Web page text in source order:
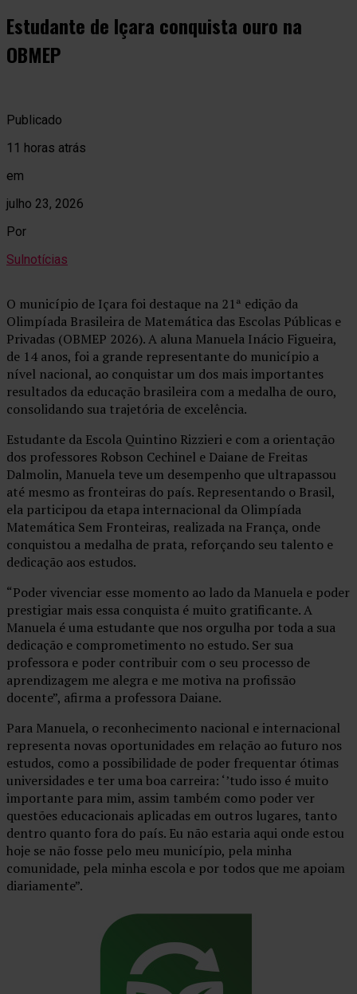
Estudante de Içara conquista ouro na
OBMEP
Publicado
11 horas atrás
em
julho 23, 2026
Por
Sulnotícias
O município de Içara foi destaque na 21ª edição da
Olimpíada Brasileira de Matemática das Escolas Públicas e
Privadas (OBMEP 2026). A aluna Manuela Inácio Figueira,
de 14 anos, foi a grande representante do município a
nível nacional, ao conquistar um dos mais importantes
resultados da educação brasileira com a medalha de ouro,
consolidando sua trajetória de excelência.
Estudante da Escola Quintino Rizzieri e com a orientação
dos professores Robson Cechinel e Daiane de Freitas
Dalmolin, Manuela teve um desempenho que ultrapassou
até mesmo as fronteiras do país. Representando o Brasil,
ela participou da etapa internacional da Olimpíada
Matemática Sem Fronteiras, realizada na França, onde
conquistou a medalha de prata, reforçando seu talento e
dedicação aos estudos.
“Poder vivenciar esse momento ao lado da Manuela e poder
prestigiar mais essa conquista é muito gratificante. A
Manuela é uma estudante que nos orgulha por toda a sua
dedicação e comprometimento no estudo. Ser sua
professora e poder contribuir com o seu processo de
aprendizagem me alegra e me motiva na profissão
docente”, afirma a professora Daiane.
Para Manuela, o reconhecimento nacional e internacional
representa novas oportunidades em relação ao futuro nos
estudos, como a possibilidade de poder frequentar ótimas
universidades e ter uma boa carreira: ‘’tudo isso é muito
importante para mim, assim também como poder ver
questões educacionais aplicadas em outros lugares, tanto
dentro quanto fora do país. Eu não estaria aqui onde estou
hoje se não fosse pelo meu município, pela minha
comunidade, pela minha escola e por todos que me apoiam
diariamente”.